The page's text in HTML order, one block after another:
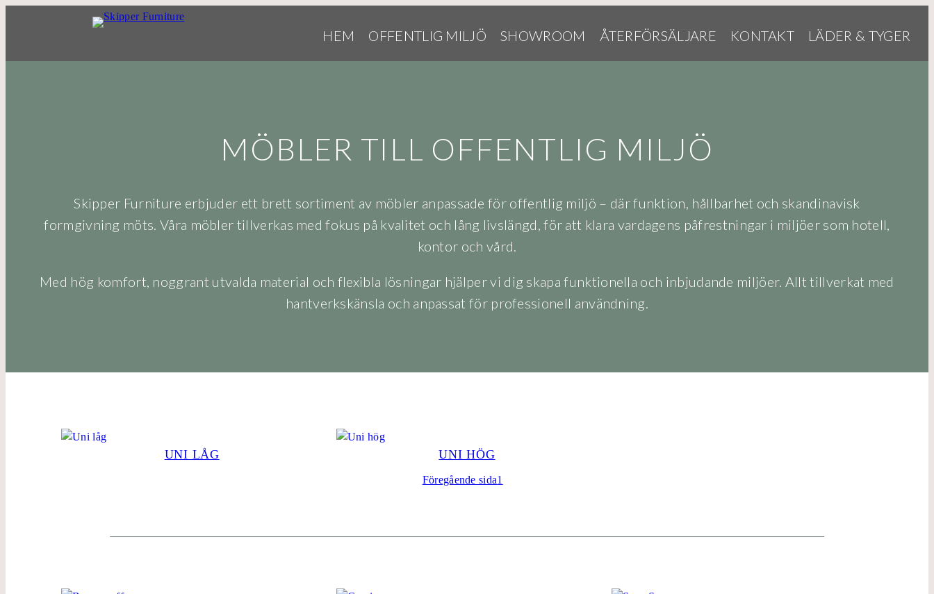
HEM OFFENTLIG MILJÖ SHOWROOM ÅTERFÖRSÄLJARE KONTAKT LÄDER & TYGER
MÖBLER TILL OFFENTLIG MILJÖ
Skipper Furniture erbjuder ett brett sortiment av möbler anpassade för offentlig miljö – där funktion, hållbarhet och skandinavisk
formgivning möts. Våra möbler tillverkas med fokus på kvalitet och lång livslängd, för att klara vardagens påfrestningar i miljöer som hotell,
kontor och vård.
Med hög komfort, noggrant utvalda material och flexibla lösningar hjälper vi dig skapa funktionella och inbjudande miljöer. Allt tillverkat med
hantverkskänsla och anpassat för professionell användning.
UNI LÅG UNI HÖG
Föregående sida1